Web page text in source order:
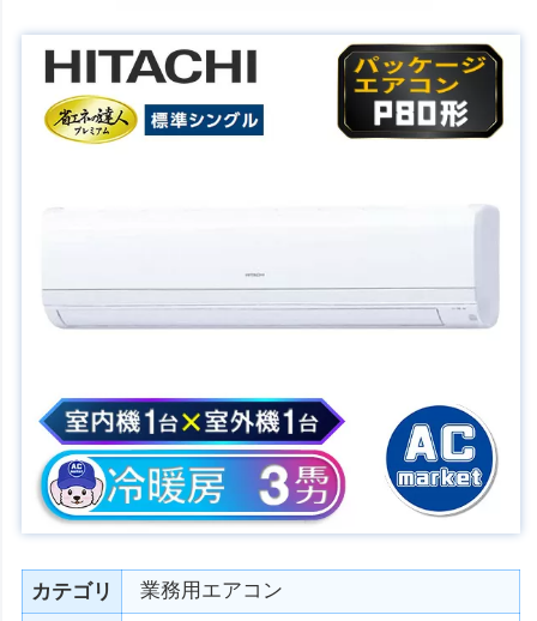
カテゴリ
業務用エアコン